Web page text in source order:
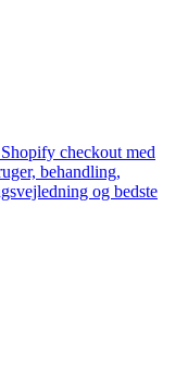
checkout med
behandling,
og bedste